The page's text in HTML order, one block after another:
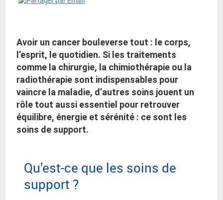
Avoir un cancer bouleverse tout : le corps,
l’esprit, le quotidien. Si les traitements
comme la chirurgie, la chimiothérapie ou la
radiothérapie sont indispensables pour
vaincre la maladie, d’autres soins jouent un
rôle tout aussi essentiel pour retrouver
équilibre, énergie et sérénité : ce sont les
soins de support.
Qu’est-ce que les soins de
support ?